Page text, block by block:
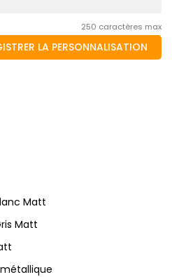
250 caractères max
LA PERSONNALISATION
Matt
Matt